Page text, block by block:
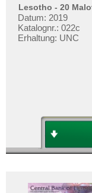
Lesotho - 20
Datum: 2019
Katalognr.: 022c
Erhaltung: UNC